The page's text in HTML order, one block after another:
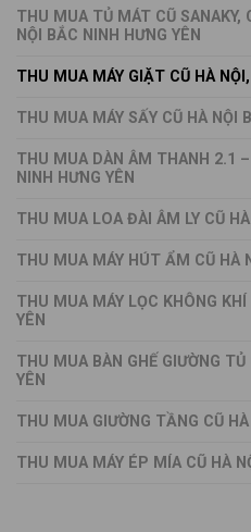
THU MUA TỦ MÁT CŨ SANAKY,
NỘI BẮC NINH HƯNG YÊN
THU MUA MÁY GIẶT CŨ HÀ
THU MUA MÁY SẤY CŨ HÀ NỘI
THU MUA DÀN ÂM THANH 2.1
NINH HƯNG YÊN
THU MUA LOA ĐÀI ÂM LY CŨ
THU MUA MÁY HÚT ẨM CŨ HÀ
THU MUA MÁY LỌC KHÔNG
YÊN
THU MUA BÀN GHẾ GIƯỜNG
YÊN
THU MUA GIƯỜNG TẦNG CŨ
THU MUA MÁY ÉP MÍA CŨ HÀ